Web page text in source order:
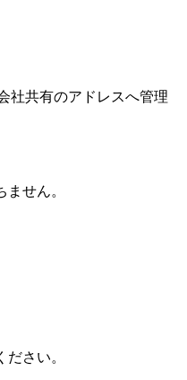
社共有のアドレスへ管理
せん。
さい。